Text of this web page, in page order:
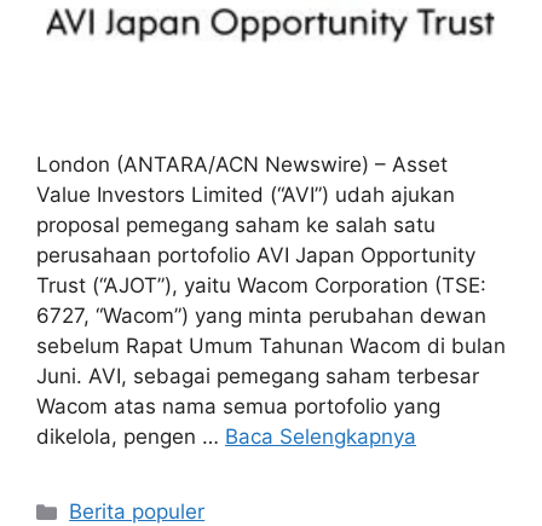
London (ANTARA/ACN Newswire) – Asset
Value Investors Limited (“AVI”) udah ajukan
proposal pemegang saham ke salah satu
perusahaan portofolio AVI Japan Opportunity
Trust (“AJOT”), yaitu Wacom Corporation (TSE:
6727, “Wacom”) yang minta perubahan dewan
sebelum Rapat Umum Tahunan Wacom di bulan
Juni. AVI, sebagai pemegang saham terbesar
Wacom atas nama semua portofolio yang
dikelola, pengen … Baca Selengkapnya
Kategori
Berita populer